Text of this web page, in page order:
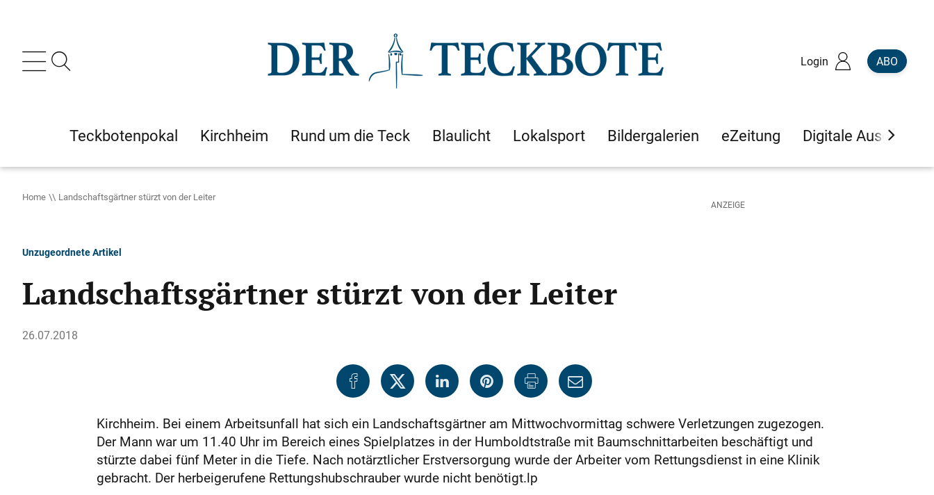
Login ABO
Teckbotenpokal Kirchheim Rund um die Teck Blaulicht Lokalsport Bildergalerien eZeitung Digitale Ausgaben
Home Landschaftsgärtner stürzt von der Leiter
Unzugeordnete Artikel
Landschaftsgärtner stürzt von der Leiter
26.07.2018
Kirchheim. Bei einem Arbeitsunfall hat sich ein Landschaftsgärtner am Mittwochvormittag schwere Verletzungen zugezogen.
Der Mann war um 11.40 Uhr im Bereich eines Spielplatzes in der Humboldtstraße mit Baumschnittarbeiten beschäftigt und
stürzte dabei fünf Meter in die Tiefe. Nach notärztlicher Erstversorgung wurde der Arbeiter vom Rettungsdienst in eine Klinik
gebracht. Der herbeigerufene Rettungshubschrauber wurde nicht benötigt.lp